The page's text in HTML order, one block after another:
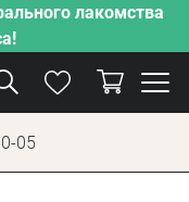
лакомства
05